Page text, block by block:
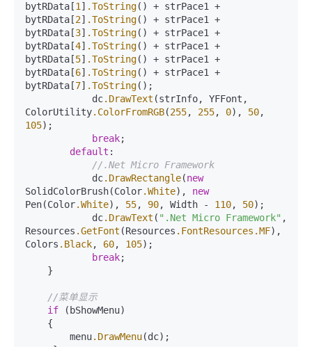
bytRData[1 ] .ToString() + strPace1 +
bytRData[2] .ToString() + strPace1 +
bytRData[3] .ToString() + strPace1 +
bytRData[4] .ToString() + strPace1 +
bytRData[5] .ToString() + strPace1 +
bytRData[6] .ToString() + strPace1 +
bytRData[7] .ToString();
dc.DrawText (strInfo, YFFont,
ColorUtility.ColorFromRGB(255, 255, 0), 50
105);
break;
default :
//.Net Micro Framework
dc.DrawRectangle(new
SolidColorBrush(Color.White), new
Pen(Color.White), 55, 90, Width - 110, 50);
dc.DrawText ( ".Net Micro Framework" ,
Resources .GetFont (Resources .FontResources .MF),
Colors .Black, 60, 105);
break;
}
//菜单显示
if (bShowMenu)
{
menu.DrawMenu(dc);